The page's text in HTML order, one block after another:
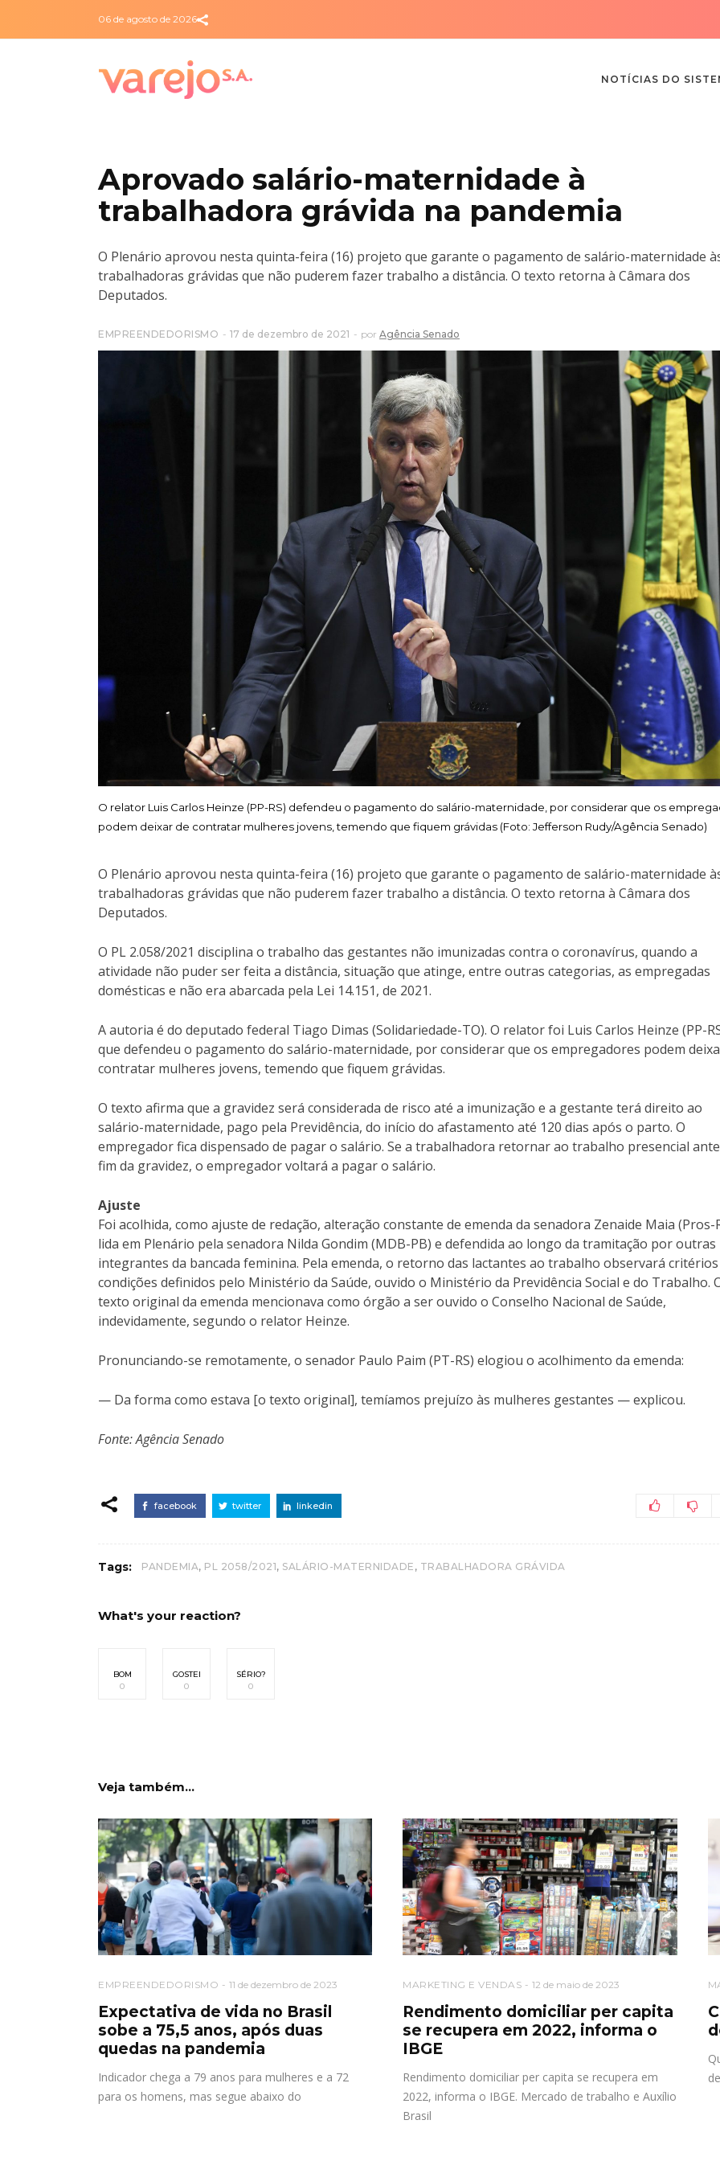
06 de agosto de 2026
NOTÍCIAS DO
Aprovado salário-maternidade à
trabalhadora grávida na pandemia
O Plenário aprovou nesta quinta-feira (16) projeto que garante o pagamento de salário-maternidade
trabalhadoras grávidas que não puderem fazer trabalho a distância. O texto retorna à Câmara dos
Deputados.
EMPREENDEDORISMO 17 de dezembro de 2021 por Agência Senado
O relator Luis Carlos Heinze (PP-RS) defendeu o pagamento do salário-maternidade, por considerar que os
podem deixar de contratar mulheres jovens, temendo que fiquem grávidas (Foto: Jefferson Rudy/Agência Senado)
O Plenário aprovou nesta quinta-feira (16) projeto que garante o pagamento de salário-maternidade
trabalhadoras grávidas que não puderem fazer trabalho a distância. O texto retorna à Câmara dos
Deputados.
O PL 2.058/2021 disciplina o trabalho das gestantes não imunizadas contra o coronavírus, quando a
atividade não puder ser feita a distância, situação que atinge, entre outras categorias, as empregadas
domésticas e não era abarcada pela Lei 14.151, de 2021.
A autoria é do deputado federal Tiago Dimas (Solidariedade-TO). O relator foi Luis Carlos Heinze (PP-
que defendeu o pagamento do salário-maternidade, por considerar que os empregadores podem
contratar mulheres jovens, temendo que fiquem grávidas.
O texto afirma que a gravidez será considerada de risco até a imunização e a gestante terá direito ao
salário-maternidade, pago pela Previdência, do início do afastamento até 120 dias após o parto. O
empregador fica dispensado de pagar o salário. Se a trabalhadora retornar ao trabalho presencial
fim da gravidez, o empregador voltará a pagar o salário.
Ajuste
Foi acolhida, como ajuste de redação, alteração constante de emenda da senadora Zenaide Maia (Pros-
lida em Plenário pela senadora Nilda Gondim (MDB-PB) e defendida ao longo da tramitação por outras
integrantes da bancada feminina. Pela emenda, o retorno das lactantes ao trabalho observará
condições definidos pelo Ministério da Saúde, ouvido o Ministério da Previdência Social e do Trabalho.
texto original da emenda mencionava como órgão a ser ouvido o Conselho Nacional de Saúde,
indevidamente, segundo o relator Heinze.
Pronunciando-se remotamente, o senador Paulo Paim (PT-RS) elogiou o acolhimento da emenda:
— Da forma como estava [o texto original], temíamos prejuízo às mulheres gestantes — explicou.
Fonte: Agência Senado
facebook twitter linkedin
Tags: PANDEMIA, PL 2058/2021, SALÁRIO-MATERNIDADE , TRABALHADORA GRÁVIDA
What's your reaction?
BOM
0
GOSTEI
0
SÉRIO?
0
Veja também...
EMPREENDEDORISMO 11 de dezembro de 2023
Expectativa de vida no Brasil
sobe a 75,5 anos, após duas
quedas na pandemia
Indicador chega a 79 anos para mulheres e a 72
para os homens, mas segue abaixo do
MARKETING E VENDAS 12 de maio de 2023
Rendimento domiciliar per capita
se recupera em 2022, informa o
IBGE
Rendimento domiciliar per capita se recupera em
2022, informa o IBGE. Mercado de trabalho e Auxílio
Brasil